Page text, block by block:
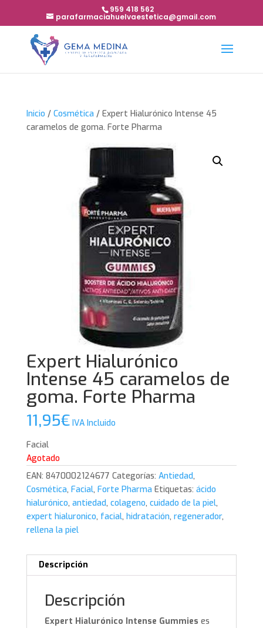
959 418 562
parafarmaciahuelvaestetica@gmail.com
Inicio / Cosmética / Expert Hialurónico Intense 45
caramelos de goma. Forte Pharma
Expert Hialurónico
Intense 45 caramelos de
goma. Forte Pharma
11,95€ IVA Incluido
Facial
Agotado
EAN: 8470002124677 Categorías: Antiedad,
Cosmética, Facial, Forte Pharma Etiquetas: ácido
hialurónico, antiedad, colageno, cuidado de la piel,
expert hialuronico, facial, hidratación, regenerador,
rellena la piel
Descripción
Descripción
Expert Hialurónico Intense Gummies es